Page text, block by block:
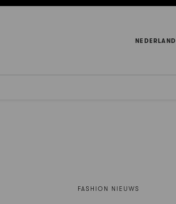
NEDERLAND
FASHION NIEUWS